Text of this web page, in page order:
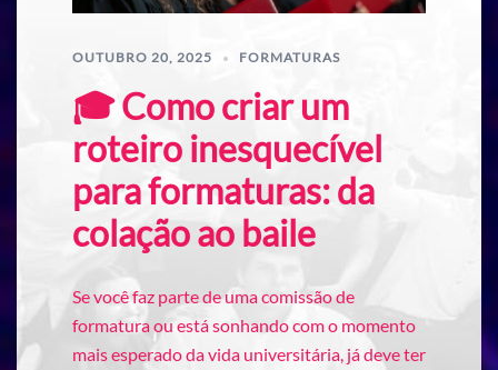
OUTUBRO 20, 2025 FORMATURAS
🎓 Como criar um
roteiro inesquecível
para formaturas: da
colação ao baile
Se você faz parte de uma comissão de
formatura ou está sonhando com o momento
mais esperado da vida universitária, já deve ter